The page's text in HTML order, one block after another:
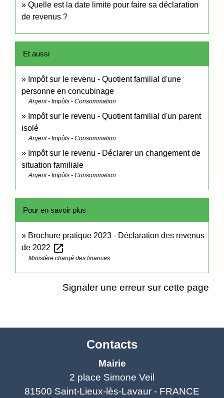
Quelle est la date limite pour faire sa déclaration
de revenus ?
Et aussi
Impôt sur le revenu - Quotient familial d'une
personne en concubinage
Argent - Impôts - Consommation
Impôt sur le revenu - Quotient familial d'un parent
isolé
Argent - Impôts - Consommation
Impôt sur le revenu - Déclarer un changement de
situation familiale
Argent - Impôts - Consommation
Pour en savoir plus
Brochure pratique 2023 - Déclaration des revenus
de 2022 open_in_new
Ministère chargé des finances
Signaler une erreur sur cette page
Contacts
Mairie
2 place Simone Veil
81500 Saint-Lieux-lès-Lavaur - FRANCE